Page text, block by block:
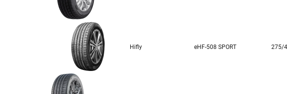
Hifly eHF-508 SPORT 275/